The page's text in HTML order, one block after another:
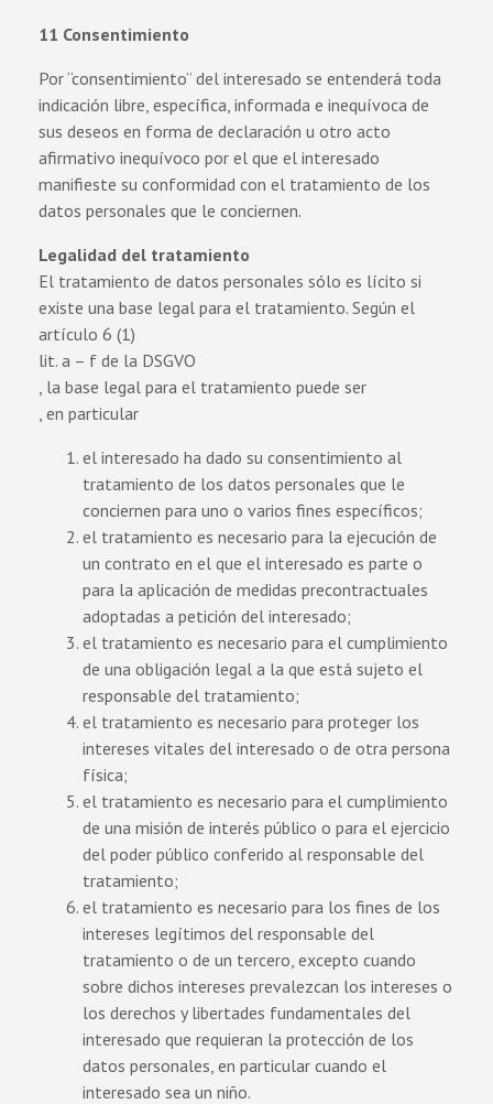
11 Consentimiento
Por “consentimiento” del interesado se entenderá toda
indicación libre, específica, informada e inequívoca de
sus deseos en forma de declaración u otro acto
afirmativo inequívoco por el que el interesado
manifieste su conformidad con el tratamiento de los
datos personales que le conciernen.
Legalidad del tratamiento
El tratamiento de datos personales sólo es lícito si
existe una base legal para el tratamiento. Según el
artículo 6 (1)
lit. a – f de la DSGVO
, la base legal para el tratamiento puede ser
, en particular
el interesado ha dado su consentimiento al
tratamiento de los datos personales que le
conciernen para uno o varios fines específicos;
el tratamiento es necesario para la ejecución de
un contrato en el que el interesado es parte o
para la aplicación de medidas precontractuales
adoptadas a petición del interesado;
el tratamiento es necesario para el cumplimiento
de una obligación legal a la que está sujeto el
responsable del tratamiento;
el tratamiento es necesario para proteger los
intereses vitales del interesado o de otra persona
física;
el tratamiento es necesario para el cumplimiento
de una misión de interés público o para el ejercicio
del poder público conferido al responsable del
tratamiento;
el tratamiento es necesario para los fines de los
intereses legítimos del responsable del
tratamiento o de un tercero, excepto cuando
sobre dichos intereses prevalezcan los intereses o
los derechos y libertades fundamentales del
interesado que requieran la protección de los
datos personales, en particular cuando el
interesado sea un niño.